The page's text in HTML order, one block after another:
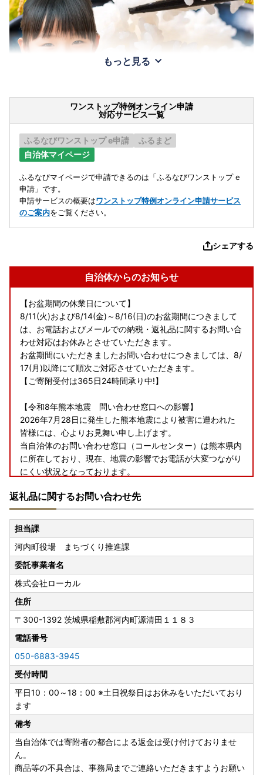
もっと見る
ワンストップ特例オンライン申請
対応サービス一覧
ふるなびワンストップ e申請
ふるまど
自治体マイページ
ふるなびマイページで申請できるのは「ふるなびワンストップ e
申請」です。
申請サービスの概要はワンストップ特例オンライン申請サービス
のご案内をご覧ください。
シェアする
自治体からのお知らせ
【お盆期間の休業日について】
8/11(火)および8/14(金)～8/16(日)のお盆期間につきまして
は、お電話およびメールでの納税・返礼品に関するお問い合
わせ対応はお休みとさせていただきます。
お盆期間にいただきましたお問い合わせにつきましては、8/
17(月)以降にて順次ご対応させていただきます。
【ご寄附受付は365日24時間承り中!】
【令和8年熊本地震 問い合わせ窓口への影響】
2026年7月28日に発生した熊本地震により被害に遭われた
皆様には、心よりお見舞い申し上げます。
当自治体のお問い合わせ窓口（コールセンター）は熊本県内
に所在しており、現在、地震の影響でお電話が大変つながり
にくい状況となっております。
ただきますようお願い申し上げます。なお、メールのご返信
につきましても順次対応しておりますが、通常よりお時間を
いただく場合がございます。
寄附者の皆様にはご不便をおかけし誠に申し訳ございません
が、何卒ご理解とご協力を賜りますようお願い申し上げま
す。
返礼品に関するお問い合わせ先
担当課
河内町役場 まちづくり推進課
委託事業者名
株式会社ローカル
住所
〒300-1392 茨城県稲敷郡河内町源清田１１８３
電話番号
050-6883-3945
受付時間
平日10：00～18：00 ※土日祝祭日はお休みをいただいており
ます
備考
当自治体では寄附者の都合による返金は受け付けておりませ
ん。
商品等の不具合は、事務局までご連絡いただきますようお願い